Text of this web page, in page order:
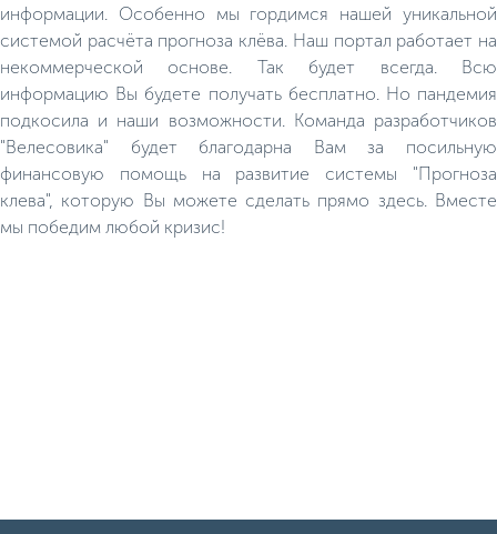
информации. Особенно мы гордимся нашей уникальной
системой расчёта прогноза клёва. Наш портал работает на
некоммерческой основе. Так будет всегда. Всю
информацию Вы будете получать бесплатно. Но пандемия
подкосила и наши возможности. Команда разработчиков
"Велесовика" будет благодарна Вам за посильную
финансовую помощь на развитие системы "Прогноза
клева", которую Вы можете сделать прямо здесь. Вместе
мы победим любой кризис!